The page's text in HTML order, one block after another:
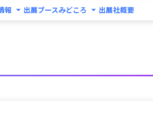
報 出展ブースみどころ 出展社概要